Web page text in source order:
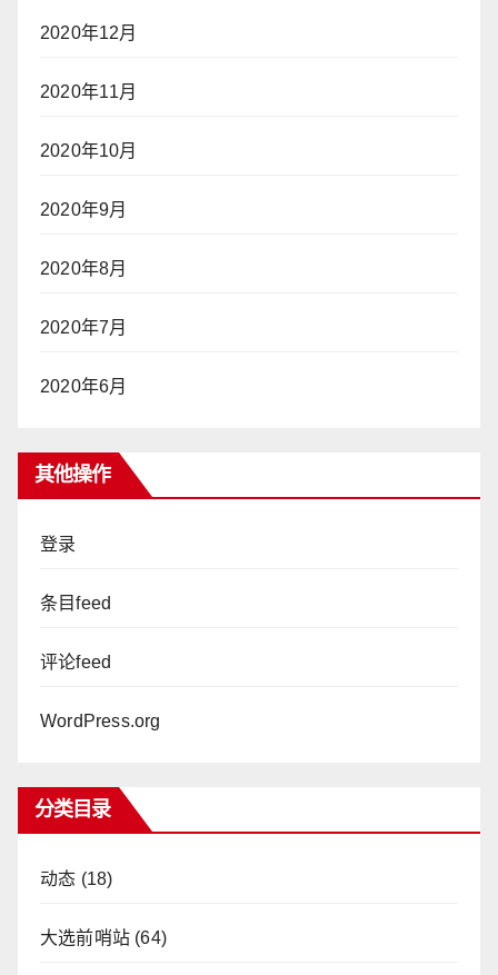
2020年12月
2020年11月
2020年10月
2020年9月
2020年8月
2020年7月
2020年6月
其他操作
登录
条目feed
评论feed
WordPress.org
分类目录
动态 (18)
大选前哨站 (64)